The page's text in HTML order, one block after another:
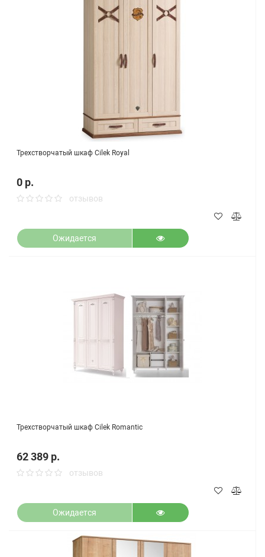
Трехстворчатый шкаф Cilek Royal
0 р.
отзывов
Ожидается
Трехстворчатый шкаф Cilek Romantic
62 389 р.
отзывов
Ожидается